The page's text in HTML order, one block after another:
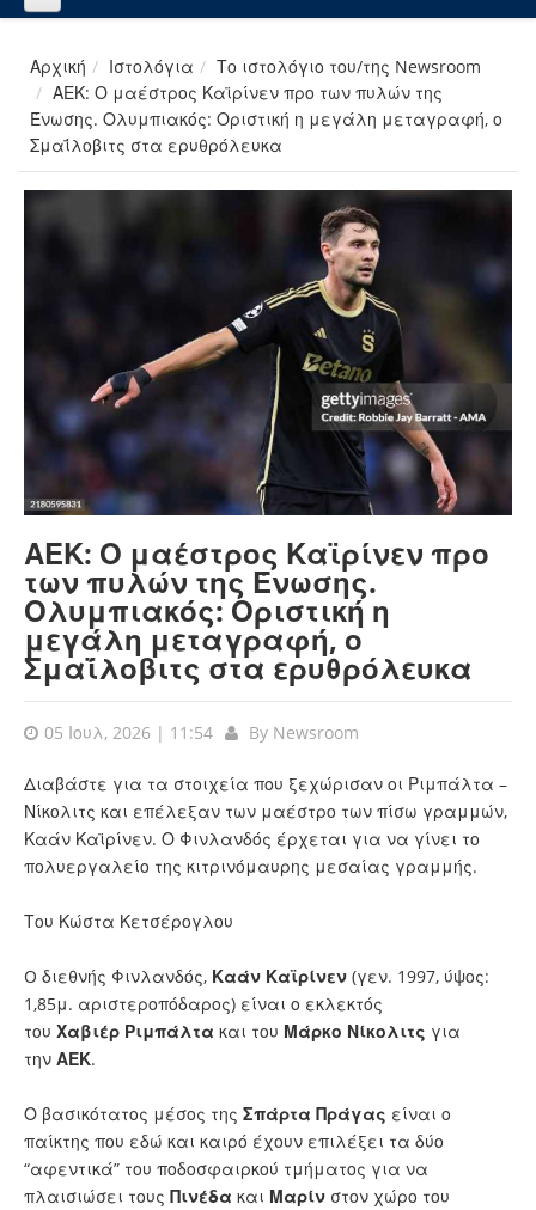
Αρχική Ιστολόγια
Το ιστολόγιο του/της Newsroom
ΑΕΚ: Ο μαέστρος Καϊρίνεν προ των πυλών της
Ένωσης. Ολυμπιακός: Οριστική η μεγάλη μεταγραφή, ο
Σμαΐλοβιτς στα ερυθρόλευκα
ΑΕΚ: Ο μαέστρος Καϊρίνεν προ
των πυλών της Ένωσης.
Ολυμπιακός: Οριστική η
μεγάλη μεταγραφή, ο
Σμαΐλοβιτς στα ερυθρόλευκα
05 Ιουλ, 2026 | 11:54 By Newsroom
Διαβάστε για τα στοιχεία που ξεχώρισαν οι Ριμπάλτα –
Νίκολιτς και επέλεξαν των μαέστρο των πίσω γραμμών,
Καάν Καϊρίνεν. Ο Φινλανδός έρχεται για να γίνει το
πολυεργαλείο της κιτρινόμαυρης μεσαίας γραμμής.
Του Κώστα Κετσέρογλου
O διεθνής Φινλανδός, Καάν Καϊρίνεν (γεν. 1997, ύψος:
1,85μ. αριστεροπόδαρος) είναι ο εκλεκτός
του Χαβιέρ Ριμπάλτα και του Μάρκο Νίκολιτς για
την ΑΕΚ.
Ο βασικότατος μέσος της Σπάρτα Πράγας είναι ο
παίκτης που εδώ και καιρό έχουν επιλέξει τα δύο
“αφεντικά” του ποδοσφαιρκού τμήματος για να
πλαισιώσει τους Πινέδα και Μαρίν στον χώρο του